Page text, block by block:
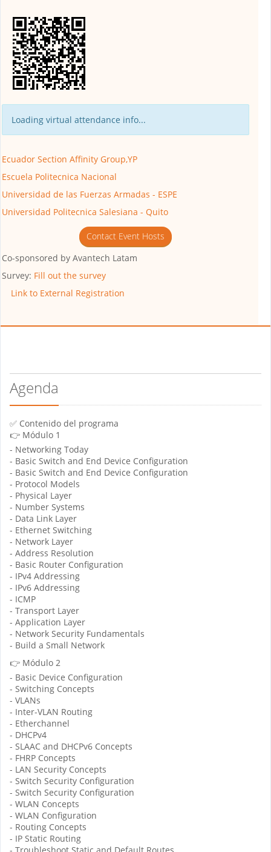
Loading virtual attendance info...
Ecuador Section Affinity Group,YP
Escuela Politecnica Nacional
Universidad de las Fuerzas Armadas - ESPE
Universidad Politecnica Salesiana - Quito
Contact Event Hosts
Co-sponsored by Avantech Latam
Survey: Fill out the survey
Link to External Registration
Agenda
✅ Contenido del programa
👉 Módulo 1
- Networking Today
- Basic Switch and End Device Configuration
- Basic Switch and End Device Configuration
- Protocol Models
- Physical Layer
- Number Systems
- Data Link Layer
- Ethernet Switching
- Network Layer
- Address Resolution
- Basic Router Configuration
- IPv4 Addressing
- IPv6 Addressing
- ICMP
- Transport Layer
- Application Layer
- Network Security Fundamentals
- Build a Small Network
👉 Módulo 2
- Basic Device Configuration
- Switching Concepts
- VLANs
- Inter-VLAN Routing
- Etherchannel
- DHCPv4
- SLAAC and DHCPv6 Concepts
- FHRP Concepts
- LAN Security Concepts
- Switch Security Configuration
- Switch Security Configuration
- WLAN Concepts
- WLAN Configuration
- Routing Concepts
- IP Static Routing